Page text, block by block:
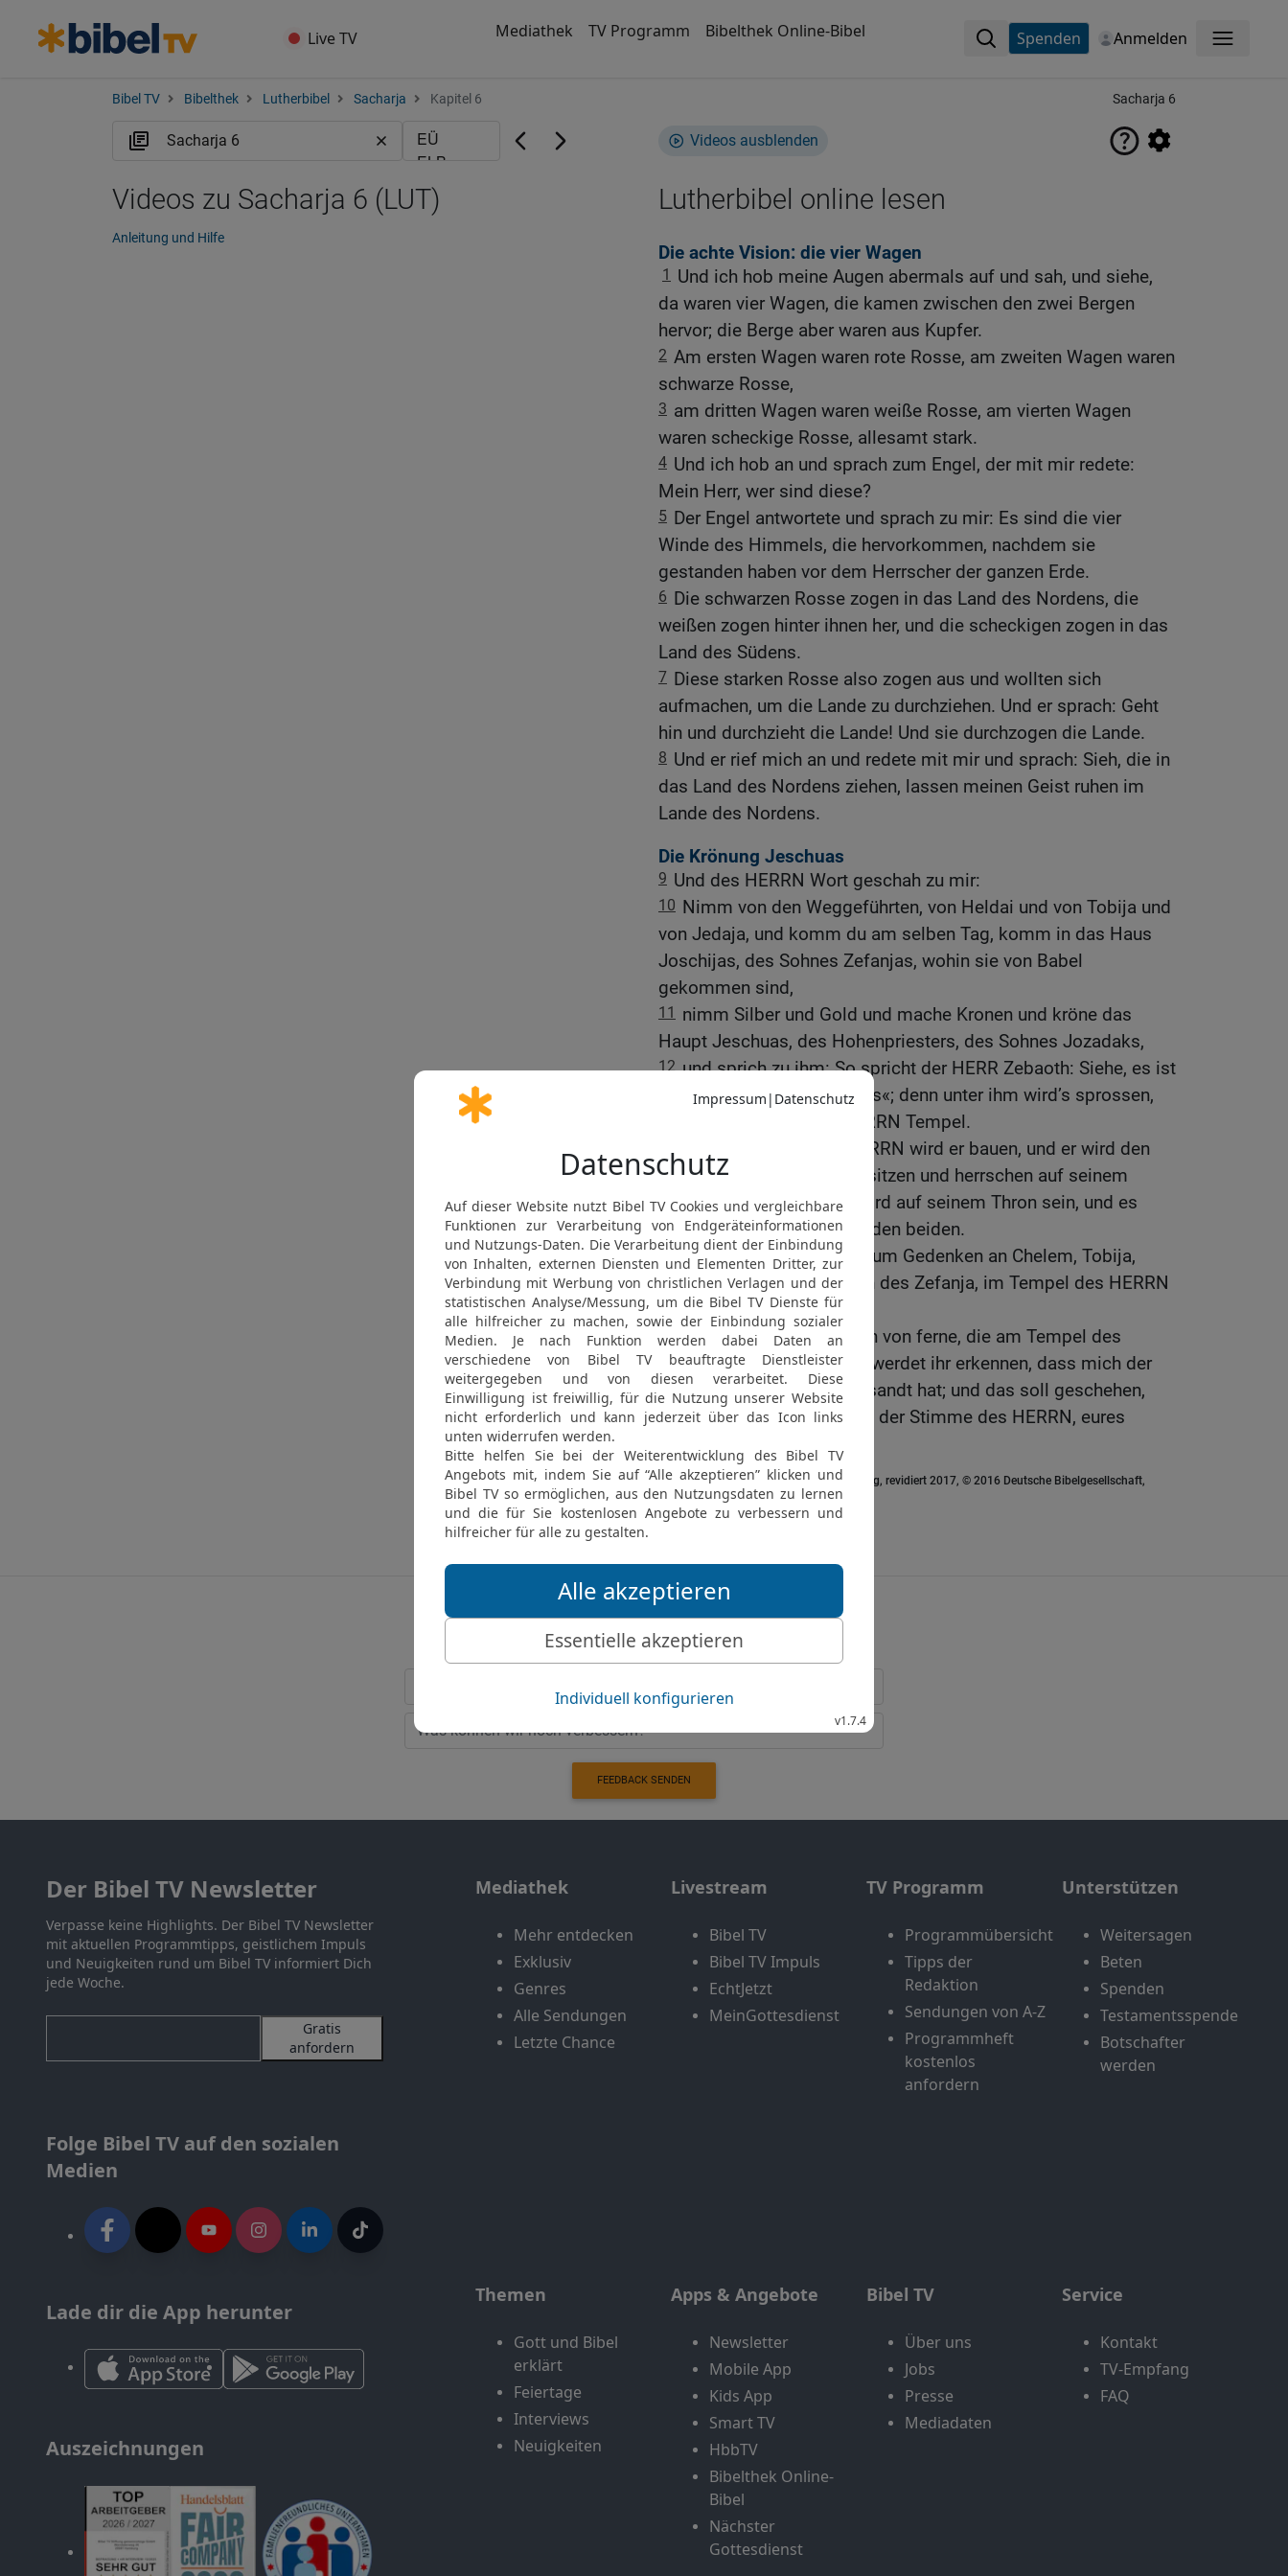
Live TV Mediathek TV Programm Bibelthek Online-Bibel Spenden Anmelden Menü
Bibel TV Bibelthek Lutherbibel Sacharja Kapitel 6 Sacharja 6
Videos ausblenden
Lutherbibel online lesen
Die achte Vision: die vier Wagen
1
Und ich hob meine Augen abermals auf und sah, und siehe,
da waren vier Wagen, die kamen zwischen den zwei Bergen
hervor; die Berge aber waren aus Kupfer.
2 Am ersten Wagen waren rote Rosse, am zweiten Wagen waren
schwarze Rosse,
3 am dritten Wagen waren weiße Rosse, am vierten Wagen
waren scheckige Rosse, allesamt stark.
4 Und ich hob an und sprach zum Engel, der mit mir redete:
Mein Herr, wer sind diese?
5 Der Engel antwortete und sprach zu mir: Es sind die vier
Winde des Himmels, die hervorkommen, nachdem sie
gestanden haben vor dem Herrscher der ganzen Erde.
6 Die schwarzen Rosse zogen in das Land des Nordens, die
weißen zogen hinter ihnen her, und die scheckigen zogen in das
Land des Südens.
7 Diese starken Rosse also zogen aus und wollten sich
aufmachen, um die Lande zu durchziehen. Und er sprach: Geht
hin und durchzieht die Lande! Und sie durchzogen die Lande.
8 Und er rief mich an und redete mit mir und sprach: Sieh, die in
das Land des Nordens ziehen, lassen meinen Geist ruhen im
Lande des Nordens.
Die Krönung Jeschuas
9 Und des HERRN Wort geschah zu mir:
10 Nimm von den Weggeführten, von Heldai und von Tobija und
von Jedaja, und komm du am selben Tag, komm in das Haus
Joschijas, des Sohnes Zefanjas, wohin sie von Babel
gekommen sind,
11
nimm Silber und Gold und mache Kronen und kröne das
Haupt Jeschuas, des Hohenpriesters, des Sohnes Jozadaks,
12 und sprich zu ihm: So spricht der HERR Zebaoth: Siehe, es ist
ein Mann, der heißt »Spross«; denn unter ihm wird’s sprossen,
und er wird bauen des HERRN Tempel.
Ja, den Tempel des HERRN wird er bauen, und er wird den
Schmuck tragen und wird sitzen und herrschen auf seinem
Thron. Auch der Priester wird auf seinem Thron sein, und es
wird Friede sein zwischen den beiden.
14 Und die Kronen sollen zum Gedenken an Chelem, Tobija,
Jedaja und Chen, den Sohn des Zefanja, im Tempel des HERRN
bleiben.
15 Und es werden kommen von ferne, die am Tempel des
HERRN bauen werden. Da werdet ihr erkennen, dass mich der
HERR Zebaoth zu euch gesandt hat; und das soll geschehen,
wenn ihr gehorchen werdet der Stimme des HERRN, eures
Die Bibel nach Martin Luthers Übersetzung, revidiert 2017, © 2016 Deutsche Bibelgesellschaft,
Stuttgart
Videos zu Sacharja 6 (LUT)
Anleitung und Hilfe
Möchtest du uns Feedback geben?
Bewertung der Bibelthek
FEEDBACK SENDEN
Der Bibel TV Newsletter
Verpasse keine Highlights. Der Bibel TV Newsletter
mit aktuellen Programmtipps, geistlichem Impuls
und Neuigkeiten rund um Bibel TV informiert Dich
jede Woche.
Gratis
anfordern
Folge Bibel TV auf den sozialen
Medien
Lade dir die App herunter
Auszeichnungen
Mediathek
Mehr entdecken
Exklusiv
Genres
Alle Sendungen
Letzte Chance
Livestream
Bibel TV
Bibel TV Impuls
EchtJetzt
MeinGottesdienst
TV Programm
Programmübersicht
Tipps der
Redaktion
Sendungen von A-Z
Programmheft
kostenlos
anfordern
Unterstützen
Weitersagen
Beten
Spenden
Testamentsspende
Botschafter
werden
Themen
Gott und Bibel
erklärt
Feiertage
Interviews
Neuigkeiten
Apps & Angebote
Newsletter
Mobile App
Kids App
Smart TV
HbbTV
Bibelthek Online-
Bibel
Nächster
Gottesdienst
Bibel TV
Über uns
Jobs
Presse
Mediadaten
Service
Kontakt
TV-Empfang
FAQ